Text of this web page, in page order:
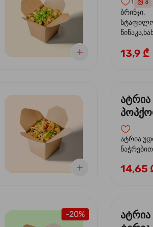
3
ბრინჯი,
სოუსი,
13,9 ₾
ატრია
სოსუით
ატრია
ნაჭრებით,
ნიორი)
14,65
-20%